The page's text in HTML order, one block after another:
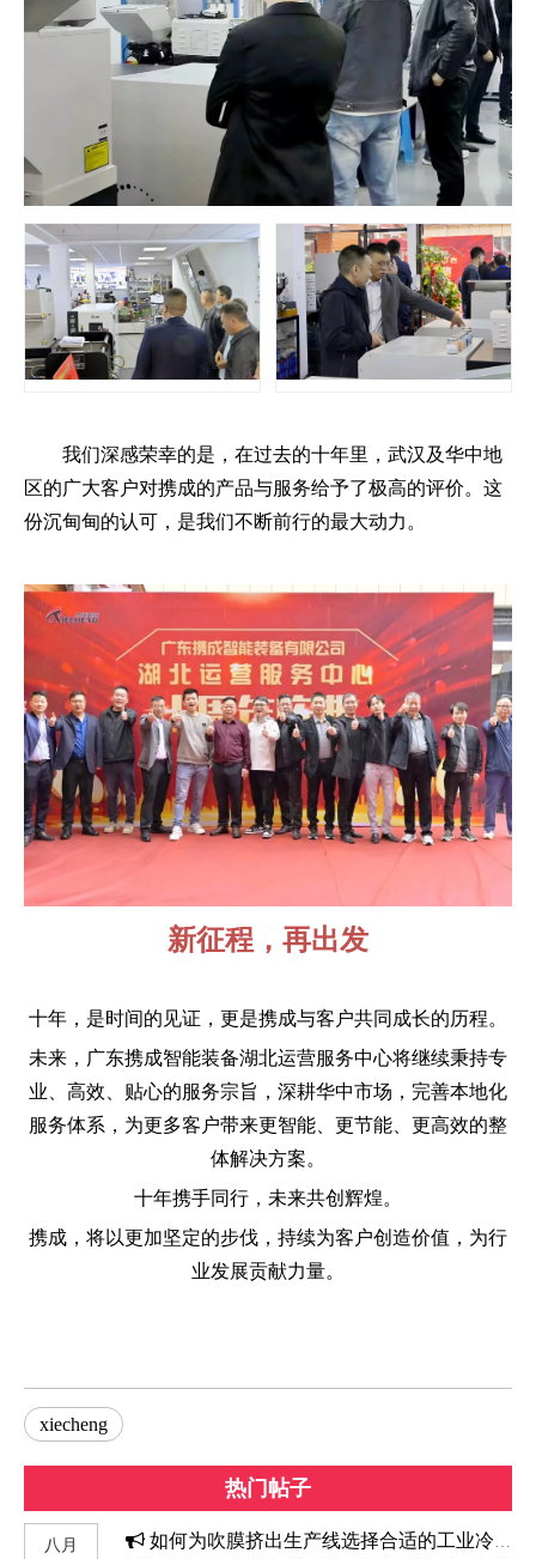
我们深感荣幸的是，在过去的十年里，武汉及华中地
区的广大客户对携成的产品与服务给予了极高的评价。这
份沉甸甸的认可，是我们不断前行的最大动力。
新征程，再出发
十年，是时间的见证，更是携成与客户共同成长的历程。
未来，广东携成智能装备湖北运营服务中心将继续秉持专
业、高效、贴心的服务宗旨，深耕华中市场，完善本地化
服务体系，为更多客户带来更智能、更节能、更高效的整
体解决方案。
十年携手同行，未来共创辉煌。
携成，将以更加坚定的步伐，持续为客户创造价值，为行
业发展贡献力量。
xiecheng
热门帖子
八月 如何为吹膜挤出生产线选择合适的工业冷水机组